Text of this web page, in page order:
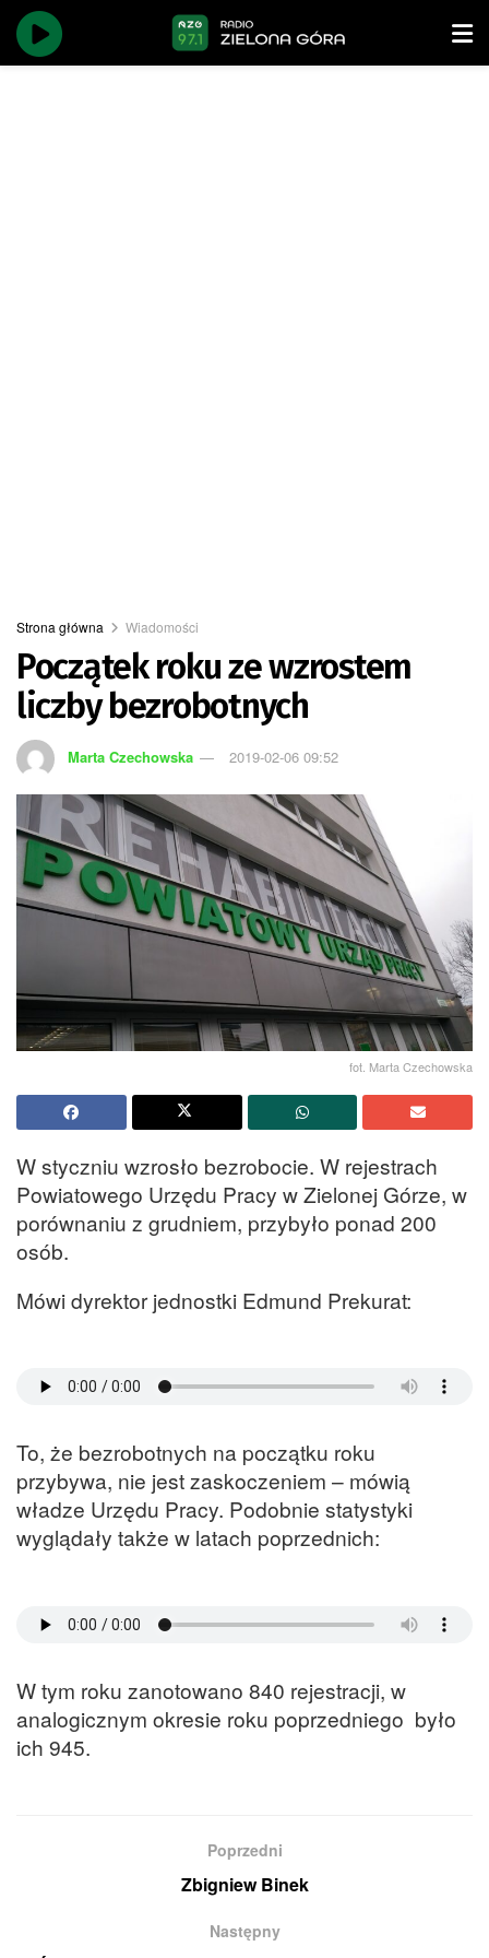
Strona główna Wiadomości
Początek roku ze wzrostem
liczby bezrobotnych
Marta Czechowska 2019-02-06 09:52
fot. Marta Czechowska
W styczniu wzrosło bezrobocie. W rejestrach
Powiatowego Urzędu Pracy w Zielonej Górze, w
porównaniu z grudniem, przybyło ponad 200
osób.
Mówi dyrektor jednostki Edmund Prekurat:
To, że bezrobotnych na początku roku
przybywa, nie jest zaskoczeniem – mówią
władze Urzędu Pracy. Podobnie statystyki
wyglądały także w latach poprzednich:
W tym roku zanotowano 840 rejestracji, w
analogicznym okresie roku poprzedniego było
ich 945.
Poprzedni
Zbigniew Binek
Następny